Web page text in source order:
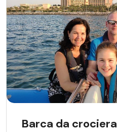
Barca da